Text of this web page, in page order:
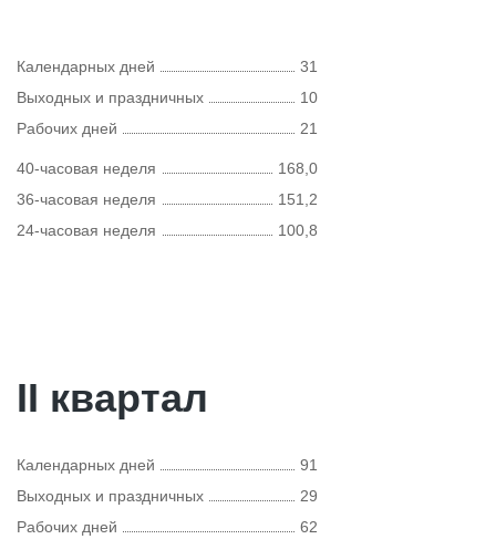
Календарных дней
31
Выходных и праздничных
10
Рабочих дней
21
40-часовая неделя
168,0
36-часовая неделя
151,2
24-часовая неделя
100,8
II квартал
Календарных дней
91
Выходных и праздничных
29
Рабочих дней
62